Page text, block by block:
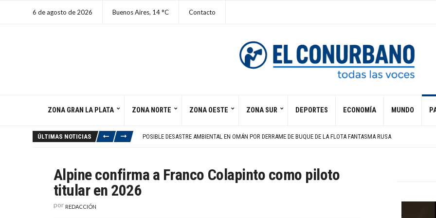
6 de agosto de 2026 Buenos Aires, 14 C Contacto
ZONA GRAN LA PLATA ZONA NORTE ZONA OESTE ZONA SUR DEPORTES ECONOMÍA MUNDO
ÚLTIMAS NOTICIAS
POSIBLE DESASTRE AMBIENTAL EN OMÁN POR DERRAME DE BUQUE DE LA FLOTA FANTASMA RUSA
BOCA TRAS CHIMY ÁVILA Y UN ZAGUERO
JAPÓN CONMEMORA 81 AÑOS DE HIROSHIMA Y PIDE ABOLIR ARMAS NUCLEARES
Alpine confirma a Franco Colapinto como piloto
titular en 2026
por REDACCIÓN